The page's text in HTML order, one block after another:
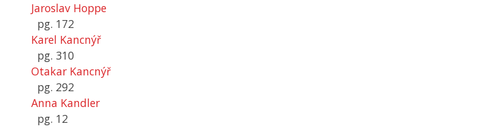
Jaroslav Hoppe
pg. 172
Karel Kancnýř
pg. 310
Otakar Kancnýř
pg. 292
Anna Kandler
pg. 12